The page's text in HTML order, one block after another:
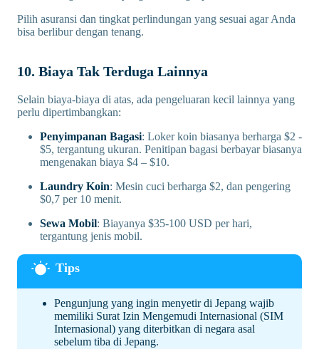
Pilih asuransi dan tingkat perlindungan yang sesuai agar Anda
bisa berlibur dengan tenang.
10. Biaya Tak Terduga Lainnya
Selain biaya-biaya di atas, ada pengeluaran kecil lainnya yang
perlu dipertimbangkan:
Penyimpanan Bagasi: Loker koin biasanya berharga $2 -
$5, tergantung ukuran. Penitipan bagasi berbayar biasanya
mengenakan biaya $4 – $10.
Laundry Koin: Mesin cuci berharga $2, dan pengering
$0,7 per 10 menit.
Sewa Mobil: Biayanya $35-100 USD per hari,
tergantung jenis mobil.
Pengunjung yang ingin menyetir di Jepang wajib
memiliki Surat Izin Mengemudi Internasional (SIM
Internasional) yang diterbitkan di negara asal
sebelum tiba di Jepang.